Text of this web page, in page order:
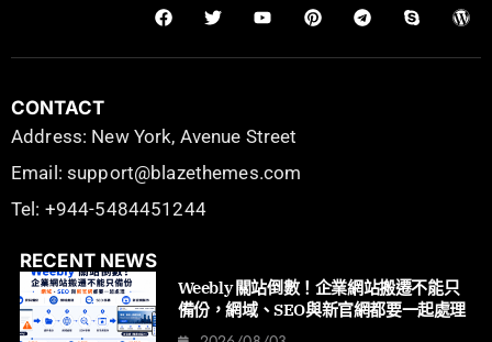
CONTACT
Address: New York, Avenue Street
Email: support@blazethemes.com
Tel: +944-5484451244
RECENT NEWS
Weebly 關站倒數！企業網站搬遷不能只
備份，網域、SEO與新官網都要一起處理